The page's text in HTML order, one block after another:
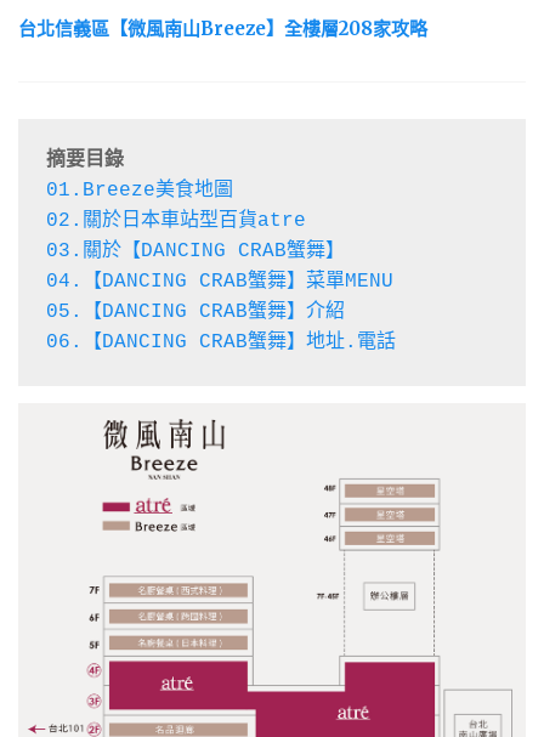
台北信義區【微風南山Breeze】全樓層208家攻略
摘要目錄
01.Breeze美食地圖
02.關於日本車站型百貨atre
03.關於【DANCING CRAB蟹舞】
04.【DANCING CRAB蟹舞】菜單MENU
05.【DANCING CRAB蟹舞】介紹
06.【DANCING CRAB蟹舞】地址.電話